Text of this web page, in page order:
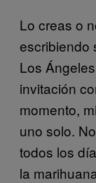
Lo creas o
escribiendo
Los
invitación
momento,
uno solo.
todos los
la